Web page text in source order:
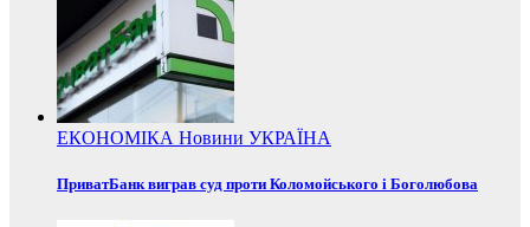
ЕКОНОМІКА Новини УКРАЇНА
ПриватБанк виграв суд проти Коломойського і Боголюбова